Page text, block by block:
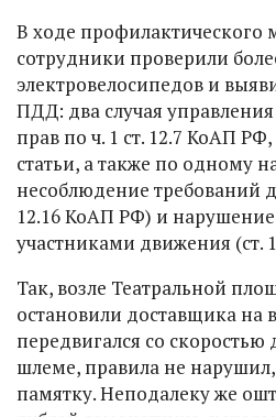
В ходе профилактического
сотрудники проверили
электровелосипедов и
ПДД: два случая
прав по ч. 1 ст. 12.7 КоАП
статьи, а также по одному
несоблюдение требований
12.16 КоАП РФ) и
участниками движения (ст.
Так, возле Театральной
остановили доставщика на
передвигался со
шлеме, правила не
памятку. Неподалеку же